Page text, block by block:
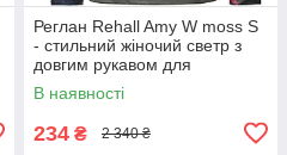
Реглан Rehall Amy W moss S
- стильний жіночий светр з
довгим рукавом для
активного відпочинку.
В наявності
234 ₴ 2 340 ₴